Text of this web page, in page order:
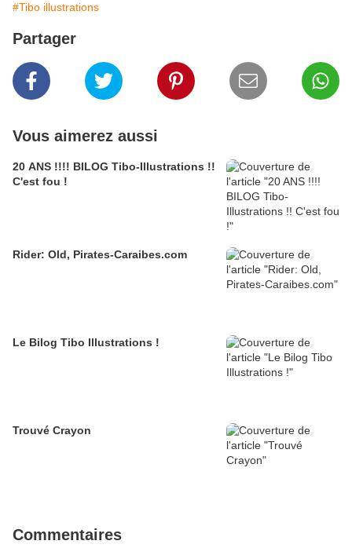
#Tibo illustrations
Partager
Vous aimerez aussi
20 ANS !!!! BILOG Tibo-Illustrations !!
C'est fou !
Rider: Old, Pirates-Caraibes.com
Le Bilog Tibo Illustrations !
Trouvé Crayon
Commentaires